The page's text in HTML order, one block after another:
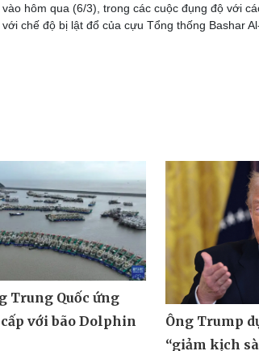
vào hôm qua (6/3), trong các cuộc đụng độ với
với chế độ bị lật đổ của cựu Tổng thống Bashar
Trung Quốc ứng
với bão Dolphin
Ông Trump
“giảm kịch